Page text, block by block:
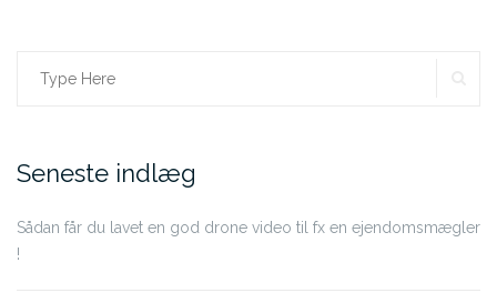
Search
Seneste indlæg
Sådan får du lavet en god drone video til fx en ejendomsmægler
!